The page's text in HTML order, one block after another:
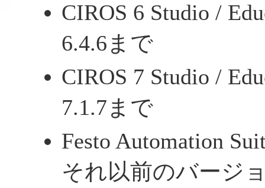
CIROS 6 Studio /
6.4.6まで
CIROS 7 Studio /
7.1.7まで
Festo Automation
それ以前のバージ